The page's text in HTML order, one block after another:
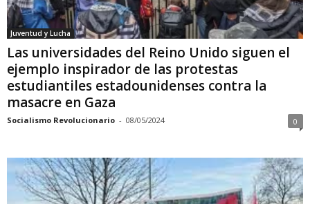
Juventud y Lucha
Las universidades del Reino Unido siguen el
ejemplo inspirador de las protestas
estudiantiles estadounidenses contra la
masacre en Gaza
Socialismo Revolucionario - 08/05/2024 0